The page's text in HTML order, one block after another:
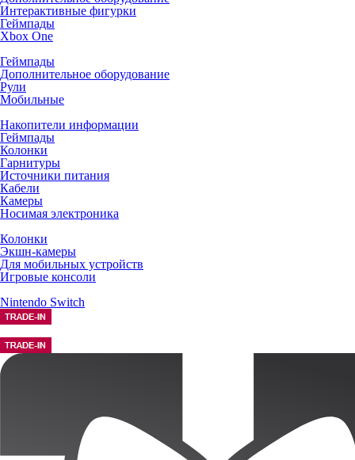
Интерактивные фигурки
Геймпады
Xbox One
Геймпады
Дополнительное оборудование
Рули
Мобильные
Накопители информации
Геймпады
Колонки
Гарнитуры
Источники питания
Кабели
Камеры
Носимая электроника
Колонки
Экшн-камеры
Для мобильных устройств
Игровые консоли
Nintendo Switch